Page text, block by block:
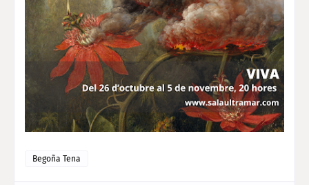
Begoña Tena